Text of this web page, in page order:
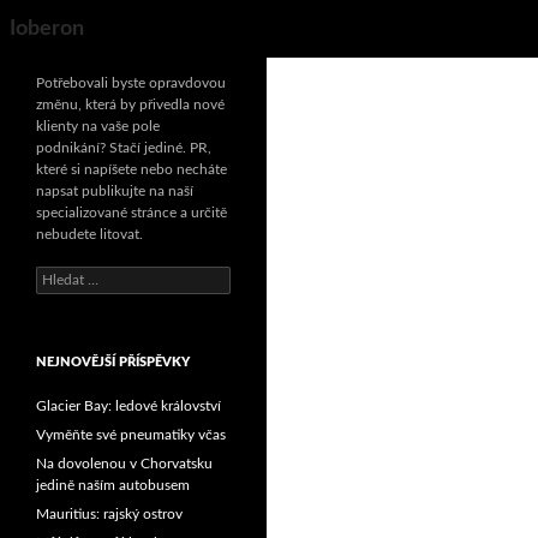
Ioberon
Potřebovali byste opravdovou
změnu, která by přivedla nové
klienty na vaše pole
podnikání? Stačí jediné. PR,
které si napíšete nebo necháte
napsat publikujte na naší
specializované stránce a určitě
nebudete litovat.
Vyhledávání
NEJNOVĚJŠÍ PŘÍSPĚVKY
Glacier Bay: ledové království
Vyměňte své pneumatiky včas
Na dovolenou v Chorvatsku
jedině naším autobusem
Mauritius: rajský ostrov